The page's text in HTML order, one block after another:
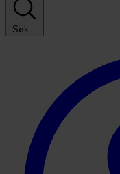
Søk...